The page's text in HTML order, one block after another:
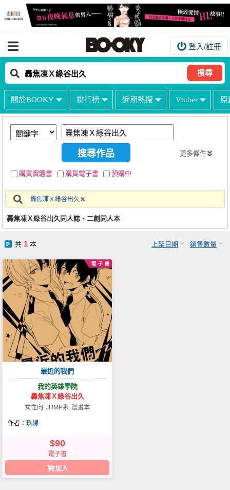
登入/註冊
搜尋
關於BOOKY 排行榜 近期熱搜 Vtuber 原
如何購買
海外購買說明
常見問題Q&A
台灣同人誌中心
登入BOOKY委託管理
更多條件
購買實體書 購買電子書 預購中
轟焦凍Ｘ綠谷出久
轟焦凍Ｘ綠谷出久同人誌、二創同人本
共 1本 上架日期 銷售數量
最近的我們
我的英雄學院
轟焦凍Ｘ綠谷出久
女性向 JUMP系 漫畫本
作者：玖線
$90
電子書
加入